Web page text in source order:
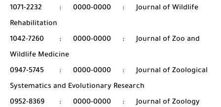
1071-2232
: 0000-0000 :
Journal of Wildlife
Rehabilitation
1042-7260
: 0000-0000 :
Journal of Zoo and
Wildlife Medicine
0947-5745
: 0000-0000 :
Journal of Zoological
Systematics and Evolutionary Research
0952-8369
: 0000-0000 :
Journal of Zoology